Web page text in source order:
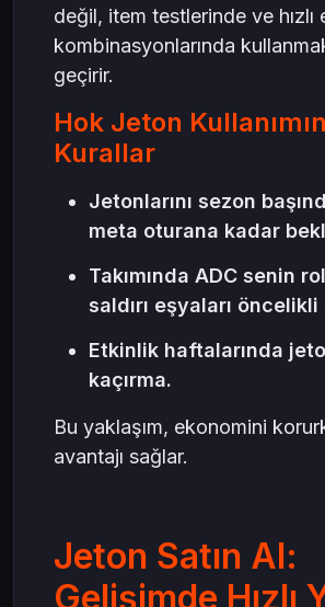
değil, item testlerinde ve hızlı
kombinasyonlarında
geçirir.
Hok Jeton
Kurallar
Jetonlarını sezon
meta oturana kadar
Takımında ADC senin
saldırı eşyaları öncelikli
Etkinlik haftalarında
kaçırma.
Bu yaklaşım, ekonomini
avantajı sağlar.
Jeton Satın Al:
Gelişimde Hızlı